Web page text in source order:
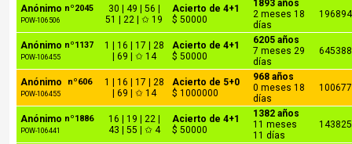
nº2045
Anónimo
POW-106506
30 | 49 | 56 |
51 | 22 | ✩ 19
Acierto de 4+1
$ 50000
1893 años
2 meses 18
días
196894
nº1137
Anónimo
POW-106455
1 | 16 | 17 | 28
| 69 | ✩ 14
Acierto de 4+1
$ 50000
6205 años
7 meses 29
días
645388
nº606
Anónimo
POW-106455
1 | 16 | 17 | 28
| 69 | ✩ 14
Acierto de 5+0
$ 1000000
968 años
0 meses 18
días
100677
nº1886
Anónimo
POW-106441
16 | 19 | 22 |
43 | 55 | ✩ 4
Acierto de 4+1
$ 50000
1382 años
11 meses
11 días
143825